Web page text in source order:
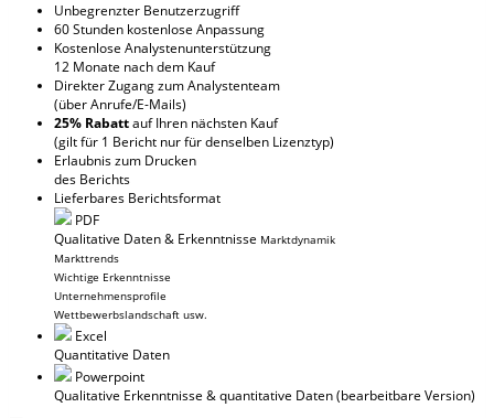
Unbegrenzter Benutzerzugriff
60 Stunden kostenlose Anpassung
Kostenlose Analystenunterstützung
12 Monate nach dem Kauf
Direkter Zugang zum Analystenteam
(über Anrufe/E-Mails)
25% Rabattauf Ihren nächsten Kauf
(gilt für 1 Bericht nur für denselben Lizenztyp)
Erlaubnis zum Drucken
des Berichts
Lieferbares Berichtsformat
PDF
Qualitative Daten & Erkenntnisse Marktdynamik
Markttrends
Wichtige Erkenntnisse
Unternehmensprofile
Wettbewerbslandschaft usw.
Excel
Quantitative Daten
Powerpoint
Qualitative Erkenntnisse & quantitative Daten(bearbeitbare Version)